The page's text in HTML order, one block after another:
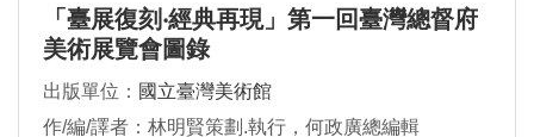
「臺展復刻‧經典再現」第一回臺灣總督府
美術展覽會圖錄
出版單位： 國立臺灣美術館
作/編/譯者：林明賢策劃.執行，何政廣總編輯